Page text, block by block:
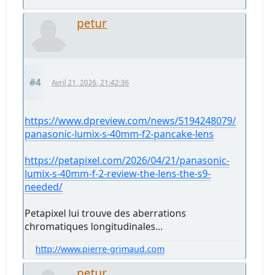
petur
#4 Avril 21, 2026, 21:42:36
https://www.dpreview.com/news/5194248079/
panasonic-lumix-s-40mm-f2-pancake-lens
https://petapixel.com/2026/04/21/panasonic-
lumix-s-40mm-f-2-review-the-lens-the-s9-
needed/
Petapixel lui trouve des aberrations
chromatiques longitudinales...
http://www.pierre-grimaud.com